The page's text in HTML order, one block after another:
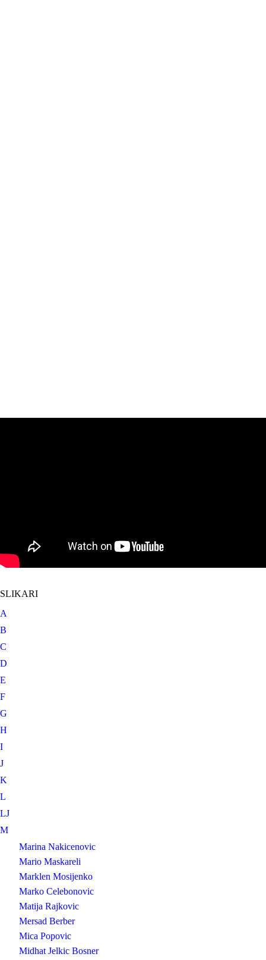
SLIKARI
A
B
C
D
E
F
G
H
I
J
K
L
LJ
M
Marina Nakicenovic
Mario Maskareli
Marklen Mosijenko
Marko Celebonovic
Matija Rajkovic
Mersad Berber
Mica Popovic
Midhat Jelkic Bosner